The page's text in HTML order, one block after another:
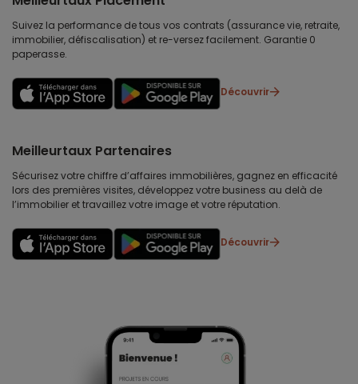
Suivez la performance de tous vos contrats (assurance vie, retraite,
immobilier, défiscalisation) et re-versez facilement. Garantie 0
paperasse.
Découvrir
Meilleurtaux Partenaires
Sécurisez votre chiffre d’affaires immobilières, gagnez en efficacité
lors des premières visites, développez votre business au delà de
l’immobilier et travaillez votre image et votre réputation.
Découvrir